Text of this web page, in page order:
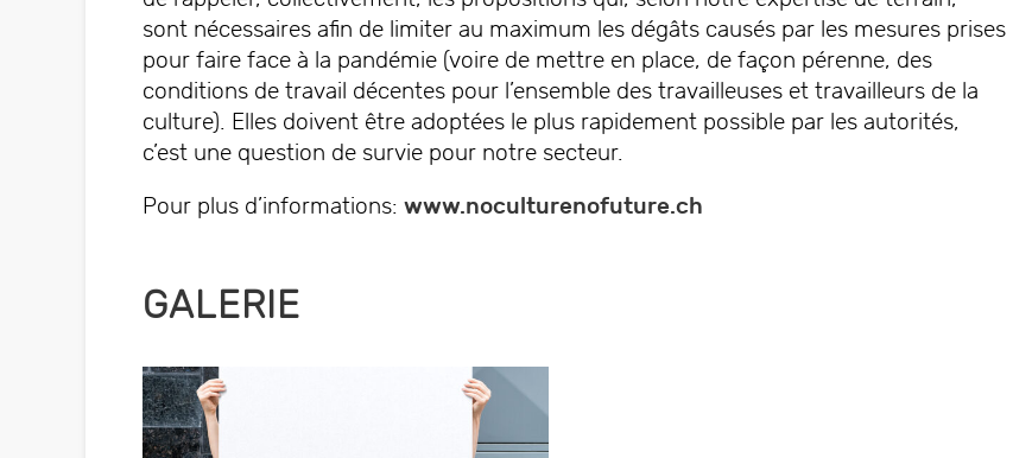
sont nécessaires afin de limiter au maximum les dégâts causés par les mesures prises
pour faire face à la pandémie (voire de mettre en place, de façon pérenne, des
conditions de travail décentes pour l’ensemble des travailleuses et travailleurs de la
culture). Elles doivent être adoptées le plus rapidement possible par les autorités,
c’est une question de survie pour notre secteur.
Pour plus d’informations: www.noculturenofuture.ch
GALERIE